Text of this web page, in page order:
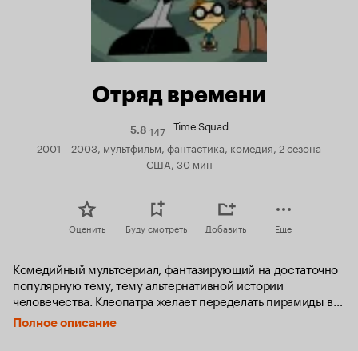
Отряд времени
5.8Рейтинг
Кинопоиска
147 Time Squad
2001 – 2003, мультфильм, фантастика, комедия, 2 сезона
США, 30 мин
Оценить Буду смотреть Добавить Еще
Комедийный мультсериал, фантазирующий на достаточно
популярную тему, тему альтернативной истории
человечества. Клеопатра желает переделать пирамиды в
супермаркеты, Бетховен становится профессиональным
борцом, Эли Витни вместо волокноотделителя изобретает
Полное описание